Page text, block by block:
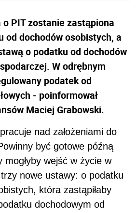
o PIT zostanie zastąpiona
od dochodów osobistych, a
o podatku od dochodów
W odrębnym
podatek od
- poinformował
Maciej Grabowski.
nad założeniami do
być gotowe późną
mogłyby wejść w życie w
nowe ustawy: o podatku
która zastąpiłaby
dochodowym od